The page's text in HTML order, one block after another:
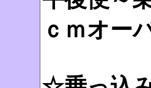
ｃｍオー